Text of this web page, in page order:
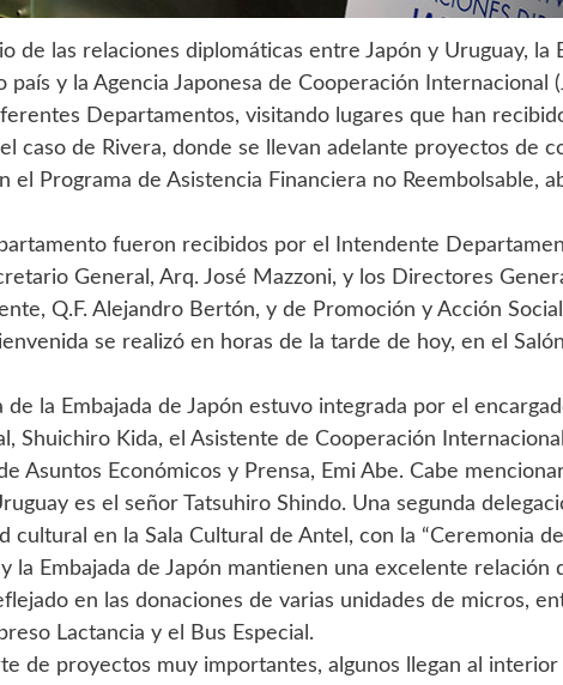
de las relaciones diplomáticas entre Japón y Uruguay, la
país y la Agencia Japonesa de Cooperación Internacional
Departamentos, visitando lugares que han
caso de Rivera, donde se llevan adelante proyectos de
el Programa de Asistencia Financiera no Reembolsable,
fueron recibidos por el Intendente
General, Arq. José Mazzoni, y los Directores
Q.F. Alejandro Bertón, y de Promoción y Acción
se realizó en horas de la tarde de hoy, en el
de la Embajada de Japón estuvo integrada por el
Shuichiro Kida, el Asistente de Cooperación
Asuntos Económicos y Prensa, Emi Abe. Cabe
es el señor Tatsuhiro Shindo. Una segunda
cultural en la Sala Cultural de Antel, con la “Ceremonia del
la Embajada de Japón mantienen una excelente relación
en las donaciones de varias unidades de micros,
Lactancia y el Bus Especial.
de proyectos muy importantes, algunos llegan al